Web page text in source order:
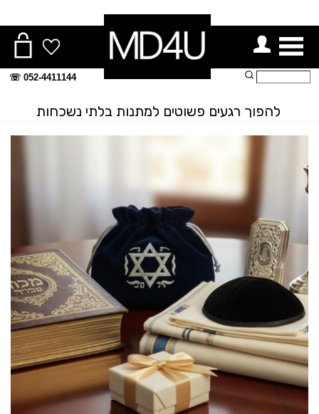
תפריט
052-4411144 ☏
להפוך רגעים פשוטים למתנות בלתי נשכחות